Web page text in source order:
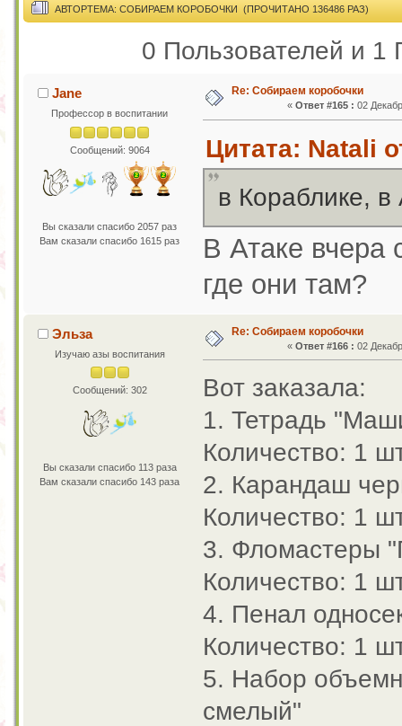
АВТОРТЕМА: СОБИРАЕМ КОРОБОЧКИ (ПРОЧИТАНО 136486 РАЗ)
0 Пользователей и 1
Jane
Профессор в воспитании
Сообщений: 9064
Вы сказали спасибо 2057 раз
Вам сказали спасибо 1615 раз
Re: Собираем коробочки
« Ответ #165 : 02
Цитата: Natali
в Кораблике, в
В Атаке вчера
где они там?
Эльза
Изучаю азы воспитания
Сообщений: 302
Вы сказали спасибо 113 раза
Вам сказали спасибо 143 раза
Re: Собираем коробочки
« Ответ #166 : 02
Вот заказала:
1. Тетрадь
Количество: 1
2. Карандаш
Количество: 1
3. Фломастеры
Количество: 1
4. Пенал
Количество: 1
5. Набор
смелый"